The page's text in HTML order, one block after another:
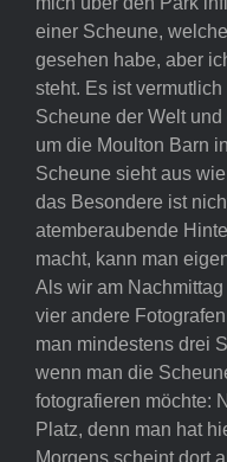
einer Scheune,
gesehen habe, aber
steht. Es ist
Scheune der Welt
um die Moulton Barn
Scheune sieht aus
das Besondere ist
atemberaubende
macht, kann man
Als wir am
vier andere
man mindestens drei
wenn man die
fotografieren möchte:
Platz, denn man hat
Morgens scheint dort